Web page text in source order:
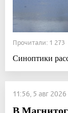
Прочитали: 1
Синоптики
11:56, 5 авг 2026